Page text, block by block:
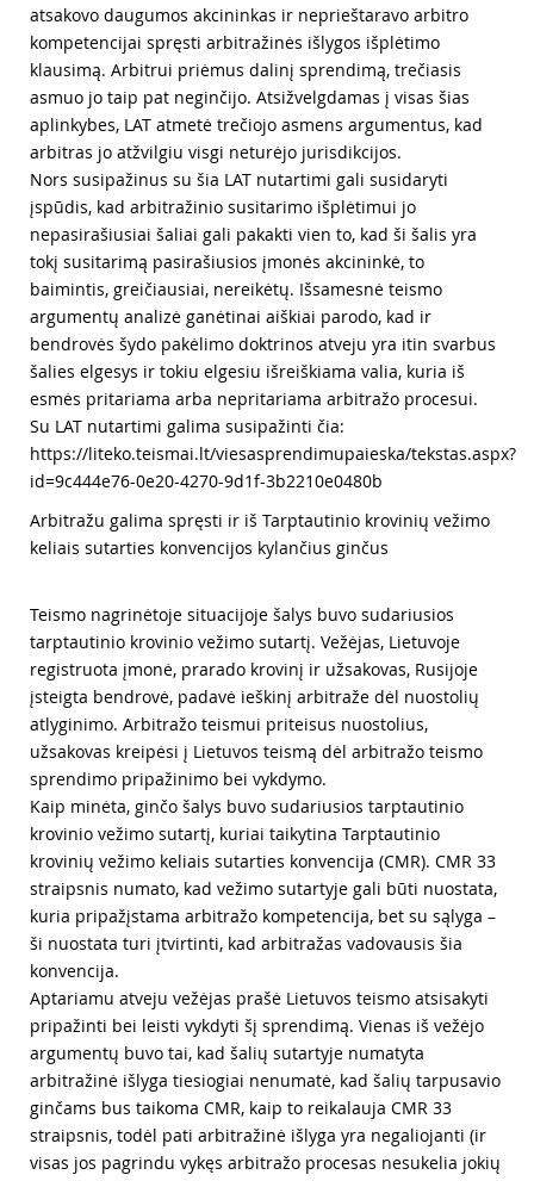
atsakovo daugumos akcininkas ir neprieštaravo arbitro
kompetencijai spręsti arbitražinės išlygos išplėtimo
klausimą. Arbitrui priėmus dalinį sprendimą, trečiasis
asmuo jo taip pat neginčijo. Atsižvelgdamas į visas šias
aplinkybes, LAT atmetė trečiojo asmens argumentus, kad
arbitras jo atžvilgiu visgi neturėjo jurisdikcijos.
Nors susipažinus su šia LAT nutartimi gali susidaryti
įspūdis, kad arbitražinio susitarimo išplėtimui jo
nepasirašiusiai šaliai gali pakakti vien to, kad ši šalis yra
tokį susitarimą pasirašiusios įmonės akcininkė, to
baimintis, greičiausiai, nereikėtų. Išsamesnė teismo
argumentų analizė ganėtinai aiškiai parodo, kad ir
bendrovės šydo pakėlimo doktrinos atveju yra itin svarbus
šalies elgesys ir tokiu elgesiu išreiškiama valia, kuria iš
esmės pritariama arba nepritariama arbitražo procesui.
Su LAT nutartimi galima susipažinti čia:
https://liteko.teismai.lt/viesasprendimupaieska/tekstas.aspx?
id=9c444e76-0e20-4270-9d1f-3b2210e0480b
Arbitražu galima spręsti ir iš Tarptautinio krovinių vežimo
keliais sutarties konvencijos kylančius ginčus
Teismo nagrinėtoje situacijoje šalys buvo sudariusios
tarptautinio krovinio vežimo sutartį. Vežėjas, Lietuvoje
registruota įmonė, prarado krovinį ir užsakovas, Rusijoje
įsteigta bendrovė, padavė ieškinį arbitraže dėl nuostolių
atlyginimo. Arbitražo teismui priteisus nuostolius,
užsakovas kreipėsi į Lietuvos teismą dėl arbitražo teismo
sprendimo pripažinimo bei vykdymo.
Kaip minėta, ginčo šalys buvo sudariusios tarptautinio
krovinio vežimo sutartį, kuriai taikytina Tarptautinio
krovinių vežimo keliais sutarties konvencija (CMR). CMR 33
straipsnis numato, kad vežimo sutartyje gali būti nuostata,
kuria pripažįstama arbitražo kompetencija, bet su sąlyga –
ši nuostata turi įtvirtinti, kad arbitražas vadovausis šia
konvencija.
Aptariamu atveju vežėjas prašė Lietuvos teismo atsisakyti
pripažinti bei leisti vykdyti šį sprendimą. Vienas iš vežėjo
argumentų buvo tai, kad šalių sutartyje numatyta
arbitražinė išlyga tiesiogiai nenumatė, kad šalių tarpusavio
ginčams bus taikoma CMR, kaip to reikalauja CMR 33
straipsnis, todėl pati arbitražinė išlyga yra negaliojanti (ir
visas jos pagrindu vykęs arbitražo procesas nesukelia jokių